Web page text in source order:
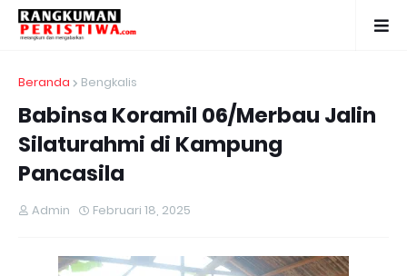
Beranda Bengkalis
Babinsa Koramil 06/Merbau Jalin
Silaturahmi di Kampung
Pancasila
Admin Februari 18, 2025